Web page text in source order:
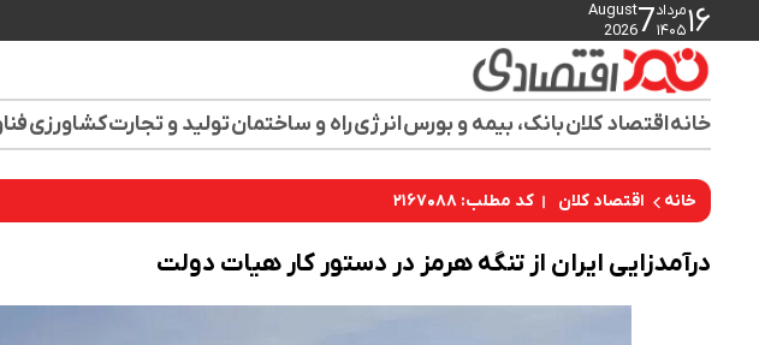
۱۶مرداد
۱۴۰۵7
August
2026
خانهاقتصاد کلانبانک، بیمه و بورسانرژیراه و ساختمانتولید و تجارتکشاورزی
خانه اقتصاد کلان کد مطلب: ۲۱۶۷۰۸۸
درآمدزایی ایران از تنگه هرمز در دستور کار هیات دولت